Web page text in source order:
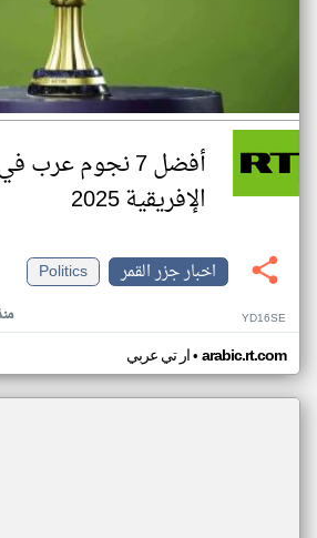
أفضل 7 نجوم
الإفريقية 2025
اخبار جزر القمر
Politics
منذ YD16SE
ار تي عربي• arabic.rt.com